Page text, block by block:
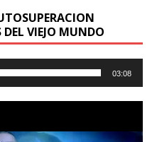
VIEJO MUNDO
03:08